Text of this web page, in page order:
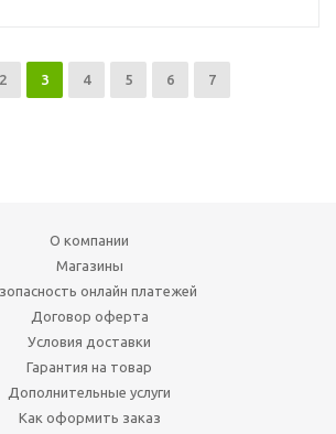
2 3 4 5 6 7
О компании
Магазины
онлайн платежей
Договор оферта
Условия доставки
Гарантия на товар
Дополнительные услуги
Как оформить заказ